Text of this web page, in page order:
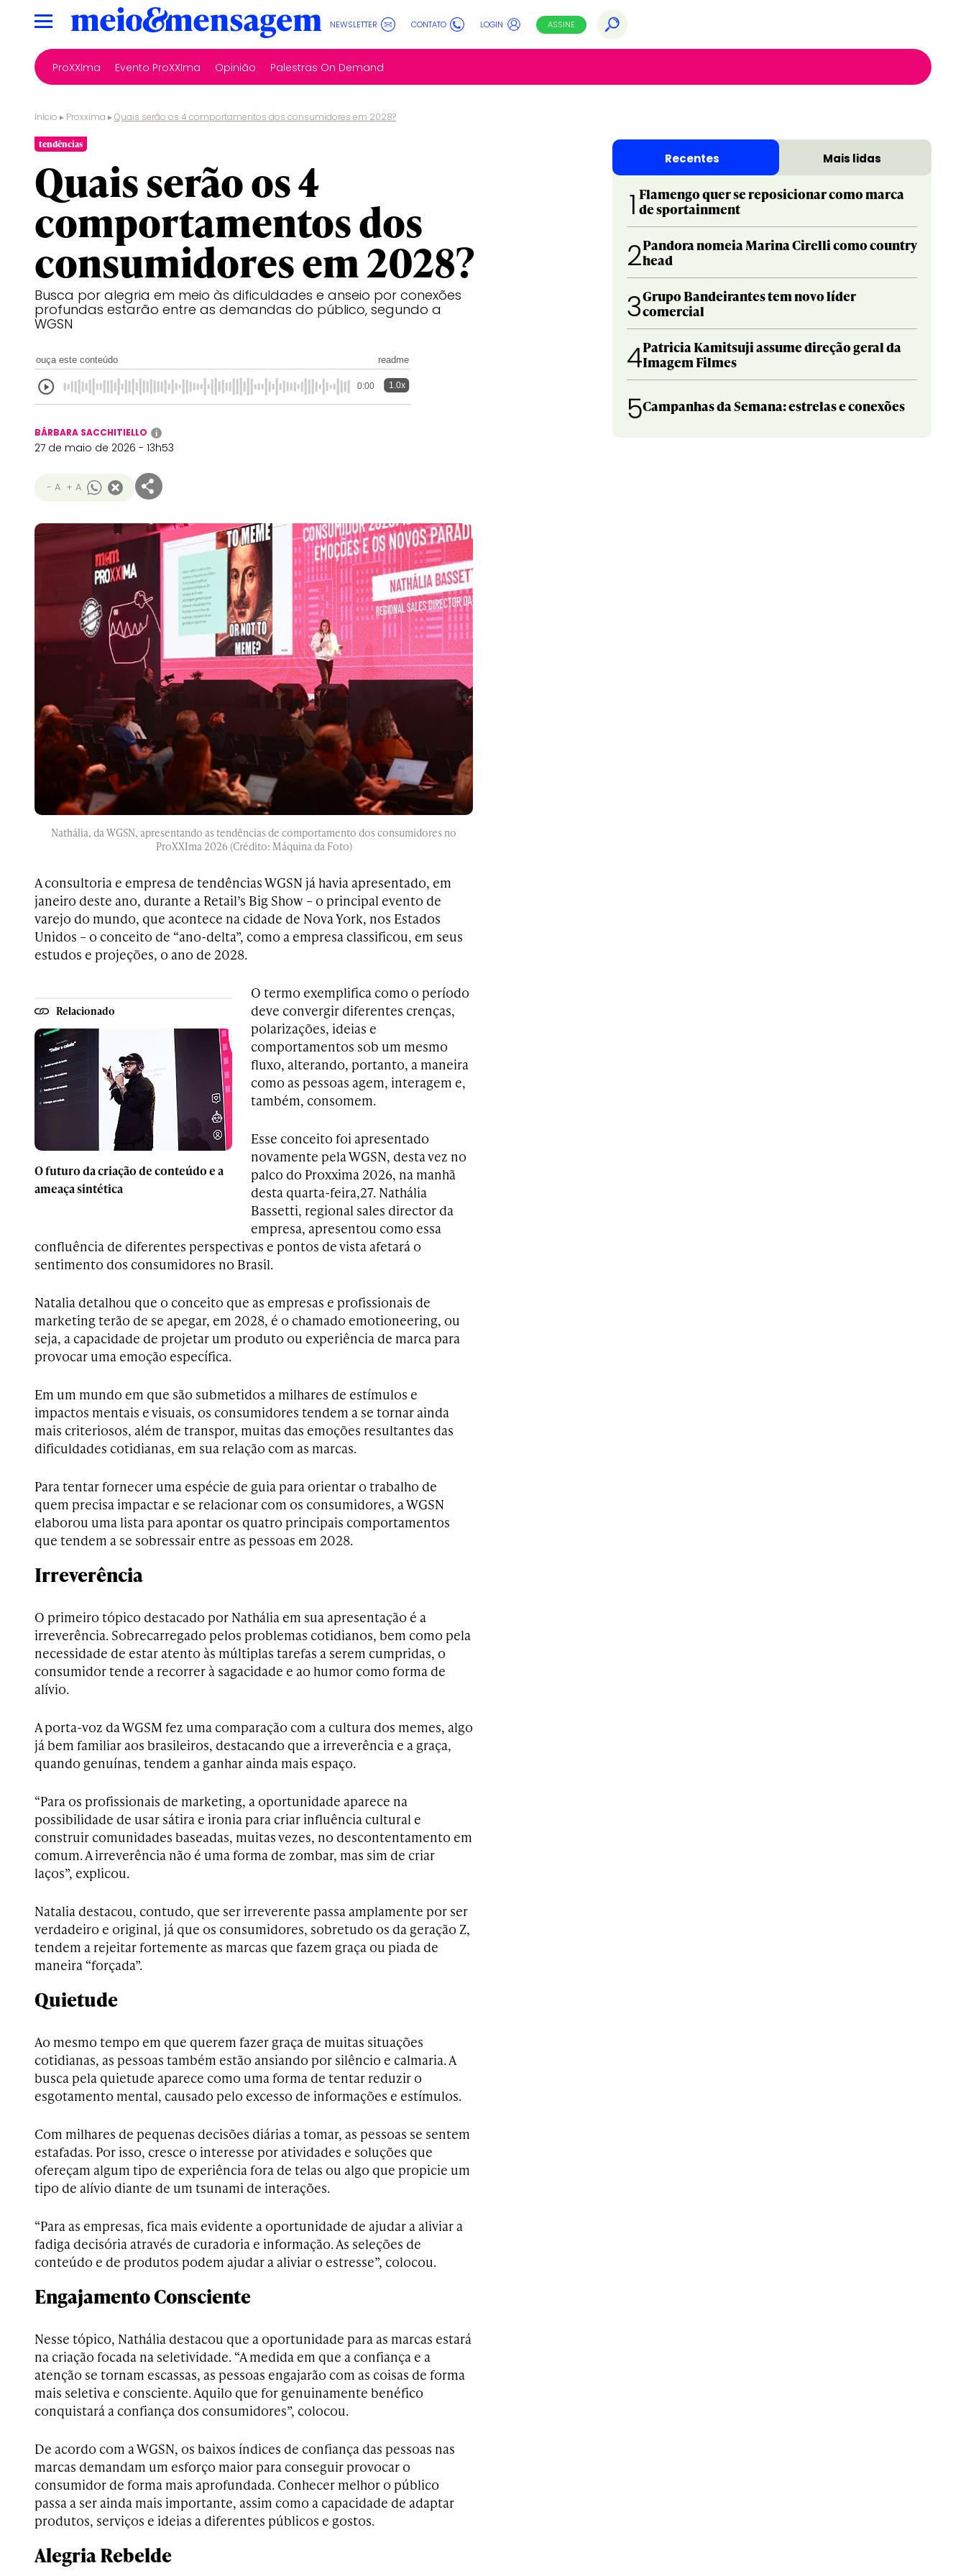
NEWSLETTER CONTATO LOGIN ASSINE
ProXXIma Evento ProXXIma Opinião Palestras On Demand
Início ▸ Proxxima ▸Quais serão os 4 comportamentos dos consumidores em 2028?
tendências
Quais serão os 4
comportamentos dos
consumidores em 2028?
Busca por alegria em meio às dificuldades e anseio por conexões
profundas estarão entre as demandas do público, segundo a
WGSN
ouça este conteúdo readme
0:00 1.0x
BÁRBARA SACCHITIELLO i
27 de maio de 2026 - 13h53
- A + A
Nathália, da WGSN, apresentando as tendências de comportamento dos consumidores no
ProXXIma 2026 (Crédito: Máquina da Foto)
A consultoria e empresa de tendências WGSN já havia apresentado, em
janeiro deste ano, durante a Retail’s Big Show – o principal evento de
varejo do mundo, que acontece na cidade de Nova York, nos Estados
Unidos – o conceito de “ano-delta”, como a empresa classificou, em seus
estudos e projeções, o ano de 2028.
Relacionado
O futuro da criação de conteúdo e a
ameaça sintética
O termo exemplifica como o período
deve convergir diferentes crenças,
polarizações, ideias e
comportamentos sob um mesmo
fluxo, alterando, portanto, a maneira
como as pessoas agem, interagem e,
também, consomem.
Esse conceito foi apresentado
novamente pela WGSN, desta vez no
palco do Proxxima 2026, na manhã
desta quarta-feira,27. Nathália
Bassetti, regional sales director da
empresa, apresentou como essa
confluência de diferentes perspectivas e pontos de vista afetará o
sentimento dos consumidores no Brasil.
Natalia detalhou que o conceito que as empresas e profissionais de
marketing terão de se apegar, em 2028, é o chamado emotioneering, ou
seja, a capacidade de projetar um produto ou experiência de marca para
provocar uma emoção específica.
Em um mundo em que são submetidos a milhares de estímulos e
impactos mentais e visuais, os consumidores tendem a se tornar ainda
mais criteriosos, além de transpor, muitas das emoções resultantes das
dificuldades cotidianas, em sua relação com as marcas.
Para tentar fornecer uma espécie de guia para orientar o trabalho de
quem precisa impactar e se relacionar com os consumidores, a WGSN
elaborou uma lista para apontar os quatro principais comportamentos
que tendem a se sobressair entre as pessoas em 2028.
Irreverência
O primeiro tópico destacado por Nathália em sua apresentação é a
irreverência. Sobrecarregado pelos problemas cotidianos, bem como pela
necessidade de estar atento às múltiplas tarefas a serem cumpridas, o
consumidor tende a recorrer à sagacidade e ao humor como forma de
alívio.
A porta-voz da WGSM fez uma comparação com a cultura dos memes, algo
já bem familiar aos brasileiros, destacando que a irreverência e a graça,
quando genuínas, tendem a ganhar ainda mais espaço.
“Para os profissionais de marketing, a oportunidade aparece na
possibilidade de usar sátira e ironia para criar influência cultural e
construir comunidades baseadas, muitas vezes, no descontentamento em
comum. A irreverência não é uma forma de zombar, mas sim de criar
laços”, explicou.
Natalia destacou, contudo, que ser irreverente passa amplamente por ser
verdadeiro e original, já que os consumidores, sobretudo os da geração Z,
tendem a rejeitar fortemente as marcas que fazem graça ou piada de
maneira “forçada”.
Quietude
Ao mesmo tempo em que querem fazer graça de muitas situações
cotidianas, as pessoas também estão ansiando por silêncio e calmaria. A
busca pela quietude aparece como uma forma de tentar reduzir o
esgotamento mental, causado pelo excesso de informações e estímulos.
Com milhares de pequenas decisões diárias a tomar, as pessoas se sentem
estafadas. Por isso, cresce o interesse por atividades e soluções que
ofereçam algum tipo de experiência fora de telas ou algo que propicie um
tipo de alívio diante de um tsunami de interações.
“Para as empresas, fica mais evidente a oportunidade de ajudar a aliviar a
fadiga decisória através de curadoria e informação. As seleções de
conteúdo e de produtos podem ajudar a aliviar o estresse”, colocou.
Engajamento Consciente
Nesse tópico, Nathália destacou que a oportunidade para as marcas estará
na criação focada na seletividade. “A medida em que a confiança e a
atenção se tornam escassas, as pessoas engajarão com as coisas de forma
mais seletiva e consciente. Aquilo que for genuinamente benéfico
conquistará a confiança dos consumidores”, colocou.
De acordo com a WGSN, os baixos índices de confiança das pessoas nas
marcas demandam um esforço maior para conseguir provocar o
consumidor de forma mais aprofundada. Conhecer melhor o público
passa a ser ainda mais importante, assim como a capacidade de adaptar
produtos, serviços e ideias a diferentes públicos e gostos.
Alegria Rebelde
Recentes Mais lidas
1 Flamengo quer se reposicionar como marca
de sportainment
2Pandora nomeia Marina Cirelli como country
head
3Grupo Bandeirantes tem novo líder
comercial
4Patricia Kamitsuji assume direção geral da
Imagem Filmes
5Campanhas da Semana: estrelas e conexões